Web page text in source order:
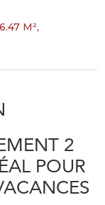
M²,
2
POUR